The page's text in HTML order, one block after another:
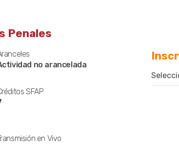
Penales
no arancelada
SFAP
en Vivo